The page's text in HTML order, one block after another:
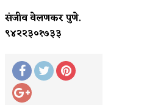
संजीव वेलणकर पुणे.
९४२२३०१७३३